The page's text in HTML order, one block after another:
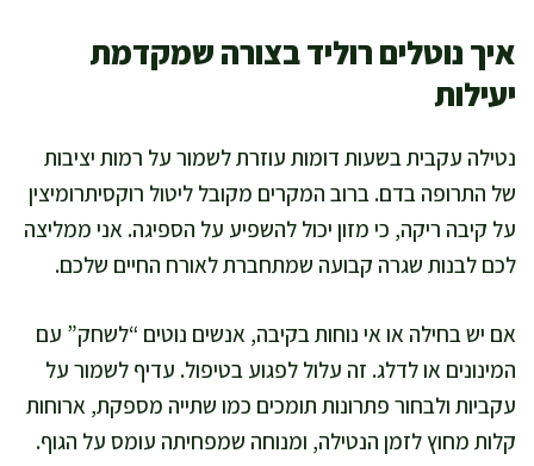
איך נוטלים רוליד בצורה שמקדמת
יעילות
נטילה עקבית בשעות דומות עוזרת לשמור על רמות יציבות
של התרופה בדם. ברוב המקרים מקובל ליטול רוקסיתרומיצין
על קיבה ריקה, כי מזון יכול להשפיע על הספיגה. אני ממליצה
לכם לבנות שגרה קבועה שמתחברת לאורח החיים שלכם.
אם יש בחילה או אי נוחות בקיבה, אנשים נוטים “לשחק” עם
המינונים או לדלג. זה עלול לפגוע בטיפול. עדיף לשמור על
עקביות ולבחור פתרונות תומכים כמו שתייה מספקת, ארוחות
קלות מחוץ לזמן הנטילה, ומנוחה שמפחיתה עומס על הגוף.